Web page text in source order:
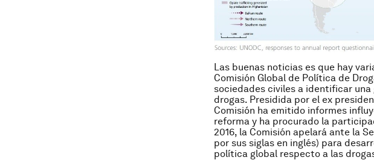
Las buenas noticias es que hay
Comisión Global de Política de
sociedades civiles a identificar
drogas. Presidida por el ex
Comisión ha emitido informes
reforma y ha procurado la
2016, la Comisión apelará ante la
por sus siglas en inglés) para
política global respecto a las